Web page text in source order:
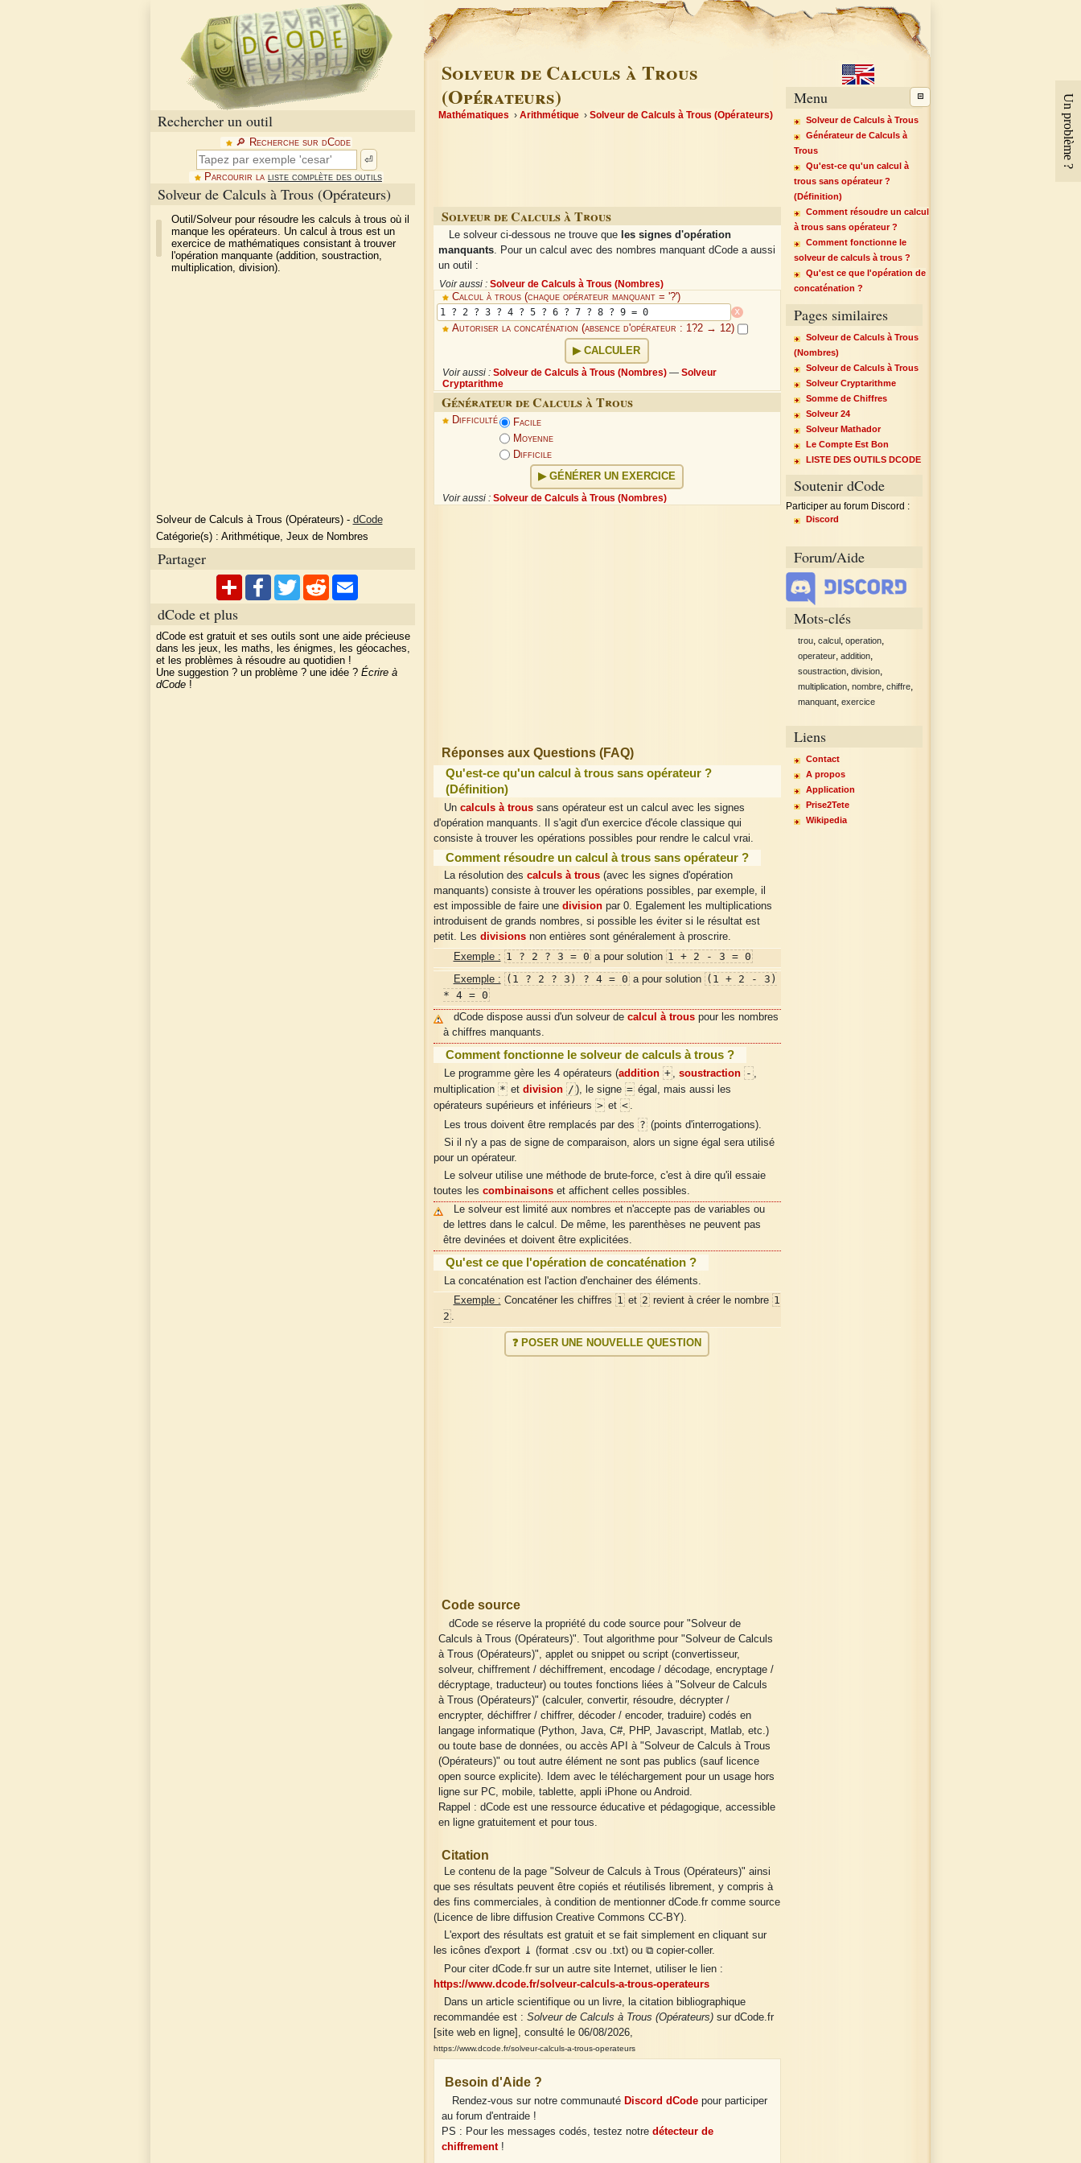
Rechercher un outil
🔎︎ Recherche sur dCode
⏎
Parcourir la liste complète des outils
Solveur de Calculs à Trous (Opérateurs)
Outil/Solveur pour résoudre les calculs à trous où il
manque les opérateurs. Un calcul à trous est un
exercice de mathématiques consistant à trouver
l'opération manquante (addition, soustraction,
multiplication, division).
Solveur de Calculs à Trous (Opérateurs)- dCode
Catégorie(s) : Arithmétique, Jeux de Nombres
Partager
dCode et plus
dCode est gratuit et ses outils sont une aide précieuse
dans les jeux, les maths, les énigmes, les géocaches,
et les problèmes à résoudre au quotidien !
Une suggestion ? un problème ? une idée ? Écrire à
dCode!
Solveur de Calculs à Trous
(Opérateurs)
Mathématiques Arithmétique Solveur de Calculs à Trous (Opérateurs)
Solveur de Calculs à Trous
Le solveur ci-dessous ne trouve que les signes d'opération
manquants. Pour un calcul avec des nombres manquant dCode a aussi
un outil :
Voir aussi : Solveur de Calculs à Trous (Nombres)
Calcul à trous (chaque opérateur manquant = '?')
x
Autoriser la concaténation (absence d'opérateur : 1?2 → 12)
CALCULER
Voir aussi : Solveur de Calculs à Trous (Nombres) —Solveur
Cryptarithme
Générateur de Calculs à Trous
Difficulté
Facile
Moyenne
Difficile
GÉNÉRER UN EXERCICE
Voir aussi : Solveur de Calculs à Trous (Nombres)
Réponses aux Questions (FAQ)
Qu'est-ce qu'un calcul à trous sans opérateur ?
(Définition)
Un calculs à troussans opérateur est un calcul avec les signes
d'opération manquants. Il s'agit d'un exercice d'école classique qui
consiste à trouver les opérations possibles pour rendre le calcul vrai.
Comment résoudre un calcul à trous sans opérateur ?
La résolution des calculs à trous(avec les signes d'opération
manquants) consiste à trouver les opérations possibles, par exemple, il
est impossible de faire une division par 0. Egalement les multiplications
introduisent de grands nombres, si possible les éviter si le résultat est
petit. Les divisions non entières sont généralement à proscrire.
Exemple : 1 ? 2 ? 3 = 0a pour solution 1 + 2 - 3 = 0
Exemple : (1 ? 2 ? 3) ? 4 = 0a pour solution (1 + 2 - 3)
* 4 = 0
dCode dispose aussi d'un solveur de calcul à trouspour les nombres
à chiffres manquants.
Comment fonctionne le solveur de calculs à trous ?
Le programme gère les 4 opérateurs (addition +, soustraction - ,
multiplication * et division / ), le signe = égal, mais aussi les
opérateurs supérieurs et inférieurs > et < .
Les trous doivent être remplacés par des ?(points d'interrogations).
Si il n'y a pas de signe de comparaison, alors un signe égal sera utilisé
pour un opérateur.
Le solveur utilise une méthode de brute-force, c'est à dire qu'il essaie
toutes les combinaisons et affichent celles possibles.
Le solveur est limité aux nombres et n'accepte pas de variables ou
de lettres dans le calcul. De même, les parenthèses ne peuvent pas
être devinées et doivent être explicitées.
Qu'est ce que l'opération de concaténation ?
La concaténation est l'action d'enchainer des éléments.
Exemple : Concaténer les chiffres 1 et 2revient à créer le nombre 1
2
❓ POSER UNE NOUVELLE QUESTION
Code source
dCode se réserve la propriété du code source pour "Solveur de
Calculs à Trous (Opérateurs)". Tout algorithme pour "Solveur de Calculs
à Trous (Opérateurs)", applet ou snippet ou script (convertisseur,
solveur, chiffrement / déchiffrement, encodage / décodage, encryptage /
décryptage, traducteur) ou toutes fonctions liées à "Solveur de Calculs
à Trous (Opérateurs)" (calculer, convertir, résoudre, décrypter /
encrypter, déchiffrer / chiffrer, décoder / encoder, traduire) codés en
langage informatique (Python, Java, C#, PHP, Javascript, Matlab, etc.)
ou toute base de données, ou accès API à "Solveur de Calculs à Trous
(Opérateurs)" ou tout autre élément ne sont pas publics (sauf licence
open source explicite). Idem avec le téléchargement pour un usage hors
ligne sur PC, mobile, tablette, appli iPhone ou Android.
Rappel : dCode est une ressource éducative et pédagogique, accessible
en ligne gratuitement et pour tous.
Citation
Le contenu de la page "Solveur de Calculs à Trous (Opérateurs)" ainsi
que ses résultats peuvent être copiés et réutilisés librement, y compris à
des fins commerciales, à condition de mentionner dCode.fr comme source
(Licence de libre diffusion Creative Commons CC-BY).
L'export des résultats est gratuit et se fait simplement en cliquant sur
les icônes d'export ⤓ (format .csv ou .txt) ou ⧉ copier-coller.
Pour citer dCode.fr sur un autre site Internet, utiliser le lien :
https://www.dcode.fr/solveur-calculs-a-trous-operateurs
Dans un article scientifique ou un livre, la citation bibliographique
recommandée est : Solveur de Calculs à Trous (Opérateurs) sur dCode.fr
[site web en ligne], consulté le 06/08/2026,
https://www.dcode.fr/solveur-calculs-a-trous-operateurs
Besoin d'Aide ?
Rendez-vous sur notre communauté Discord dCodepour participer
au forum d'entraide !
PS : Pour les messages codés, testez notredétecteur de
chiffrement!
Menu
Solveur de Calculs à Trous
Générateur de Calculs à
Trous
Qu'est-ce qu'un calcul à
trous sans opérateur ?
(Définition)
Comment résoudre un calcul
à trous sans opérateur ?
Comment fonctionne le
solveur de calculs à trous ?
Qu'est ce que l'opération de
concaténation ?
Pages similaires
Solveur de Calculs à Trous
(Nombres)
Solveur de Calculs à Trous
Solveur Cryptarithme
Somme de Chiffres
Solveur 24
Solveur Mathador
Le Compte Est Bon
LISTE DES OUTILS DCODE
Soutenir dCode
Participer au forum Discord :
Discord
Forum/Aide
Mots-clés
trou calcul operation
operateur addition
soustraction division
multiplication nombre chiffre
manquant exercice
Liens
Contact
A propos
Application
Prise2Tete
Wikipedia
Un problème ?